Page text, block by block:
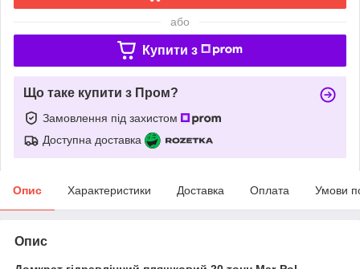
або
Купити з
Що таке купити з Пром?
Замовлення під захистом
Доступна доставка
Опис Характеристики Доставка Оплата Умови
Опис